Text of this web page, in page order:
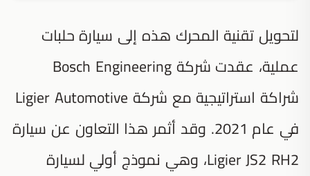
لتحويل تقنية المحرك هذه إلى سيارة حلبات
عملية، عقدت شركة Bosch Engineering
شراكة استراتيجية مع شركة Ligier Automotive
في عام 2021. وقد أثمر هذا التعاون عن سيارة
Ligier JS2 RH2، وهي نموذج أولي لسيارة